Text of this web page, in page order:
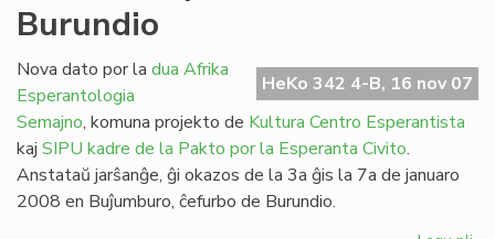
de
Burundio
HeKo 342 4-B, 16 nov 07
Nova dato por la dua Afrika
Esperantologia
Semajno, komuna projekto de Kultura Centro Esperantista
kaj SIPU kadre de la Pakto por la Esperanta Civito.
Anstataŭ jarŝanĝe, ĝi okazos de la 3a ĝis la 7a de januaro
2008 en Buĵumburo, ĉefurbo de Burundio.